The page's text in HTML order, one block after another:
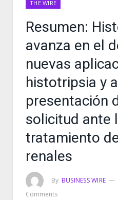
THE WIRE
Resumen:
avanza en el
nuevas
histotripsia y
presentación
solicitud ante
tratamiento
renales
By BUSINESS WIRE
Comments